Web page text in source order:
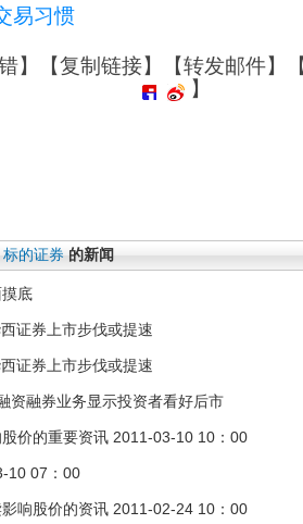
易习惯
】【复制链接】【转发邮件】
】
标的证券 的新闻
底
证券上市步伐或提速
证券上市步伐或提速
资融券业务显示投资者看好后市
价的重要资讯 2011-03-10 10：00
10 07：00
响股价的资讯 2011-02-24 10：00